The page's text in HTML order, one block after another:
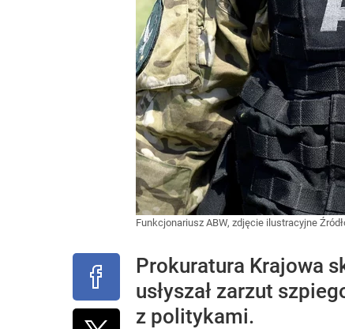
Funkcjonariusz ABW, zdjęcie ilustracyjne
Prokuratura Krajowa
usłyszał zarzut
z politykami.